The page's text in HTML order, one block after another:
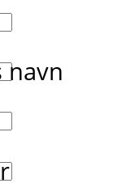
navn